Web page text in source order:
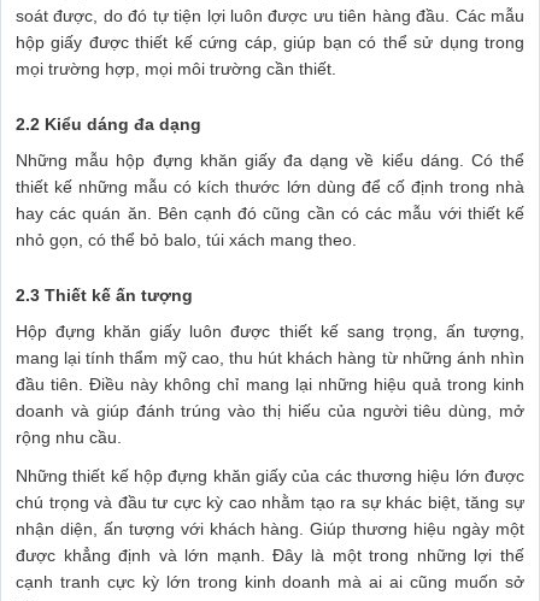
soát được, do đó tự tiện lợi luôn được ưu tiên hàng đầu. Các mẫu
hộp giấy được thiết kế cứng cáp, giúp bạn có thể sử dụng trong
mọi trường hợp, mọi môi trường cần thiết.
2.2 Kiểu dáng đa dạng
Những mẫu hộp đựng khăn giấy đa dạng về kiểu dáng. Có thể
thiết kế những mẫu có kích thước lớn dùng để cố định trong nhà
hay các quán ăn. Bên cạnh đó cũng cần có các mẫu với thiết kế
nhỏ gọn, có thể bỏ balo, túi xách mang theo.
2.3 Thiết kế ấn tượng
Hộp đựng khăn giấy luôn được thiết kế sang trọng, ấn tượng,
mang lại tính thẩm mỹ cao, thu hút khách hàng từ những ánh nhìn
đầu tiên. Điều này không chỉ mang lại những hiệu quả trong kinh
doanh và giúp đánh trúng vào thị hiếu của người tiêu dùng, mở
rộng nhu cầu.
Những thiết kế hộp đựng khăn giấy của các thương hiệu lớn được
chú trọng và đầu tư cực kỳ cao nhằm tạo ra sự khác biệt, tăng sự
nhận diện, ấn tượng với khách hàng. Giúp thương hiệu ngày một
được khẳng định và lớn mạnh. Đây là một trong những lợi thế
cạnh tranh cực kỳ lớn trong kinh doanh mà ai ai cũng muốn sở